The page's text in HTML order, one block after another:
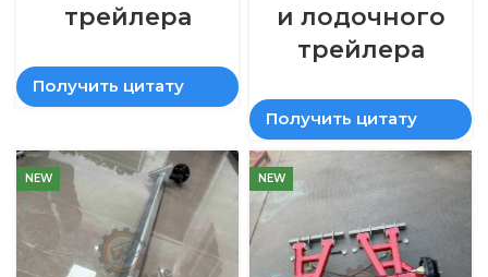
трейлера
Получить цитату
и лодочного
трейлера
Получить цитату
NEW NEW